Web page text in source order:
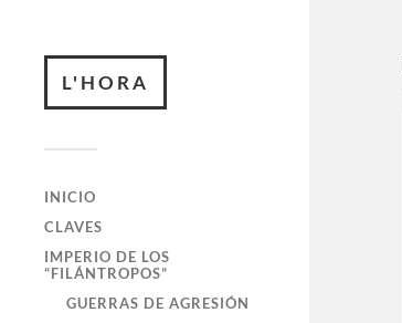
L'HORA
INICIO
CLAVES
IMPERIO DE LOS
“FILÁNTROPOS”
GUERRAS DE AGRESIÓN